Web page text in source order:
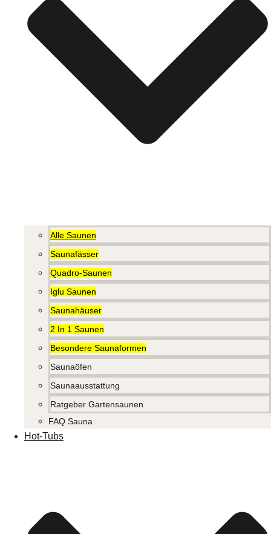
Alle Saunen
Saunafässer
Quadro-Saunen
Iglu Saunen
Saunahäuser
2 In 1 Saunen
Besondere Saunaformen
Saunaöfen
Saunaausstattung
Ratgeber Gartensaunen
FAQ Sauna
Hot-Tubs